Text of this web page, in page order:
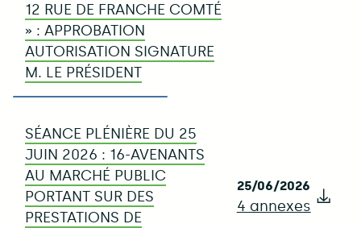
12 RUE DE FRANCHE COMTÉ
» : APPROBATION
AUTORISATION SIGNATURE
M. LE PRÉSIDENT
SÉANCE PLÉNIÈRE DU 25
JUIN 2026 : 16-AVENANTS
AU MARCHÉ PUBLIC
PORTANT SUR DES
PRESTATIONS DE
25/06/2026
4 annexes